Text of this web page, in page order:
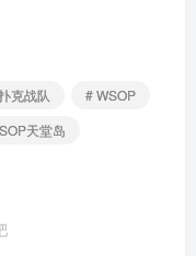
克战队
# WSOP
天堂岛